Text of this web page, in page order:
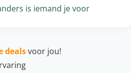
is iemand je voor
dealsvoor jou!